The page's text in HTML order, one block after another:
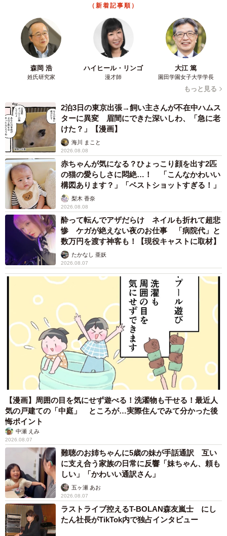
（新着記事順）
森岡 浩
姓氏研究家
ハイヒール・リンゴ
漫才師
大江 篤
園田学園女子大学学長
もっと見る
2泊3日の東京出張→飼い主さんが不在中ハムス
ターに異変 眉間にできた深いしわ、「急に老
けた？」【漫画】
海川 まこと
2026.08.08
赤ちゃんが気になる？ひょっこり顔を出す2匹
の猫の愛らしさに悶絶…！ 「こんなかわいい
構図あります？」「ベストショットすぎる！」
梨木 香奈
2026.08.08
酔って転んでアザだらけ ネイルも折れて超悲
惨 ケガが絶えない夜のお仕事 「病院代」と
数万円を渡す神客も！【現役キャストに取材】
たかなし 亜妖
2026.08.07
【漫画】周囲の目を気にせず遊べる！洗濯物も干せる！最近人
気の戸建ての「中庭」 ところが…実際住んでみて分かった後
悔ポイント
中瀬 えみ
2026.08.07
難聴のお姉ちゃんに5歳の妹が手話通訳 互い
に支え合う家族の日常に反響「妹ちゃん、頼も
しい」「かわいい通訳さん」
五ヶ瀬 あお
2026.08.07
ラストライブ控えるT-BOLAN森友嵐士 にし
たん社長がTikTok内で独占インタビュー